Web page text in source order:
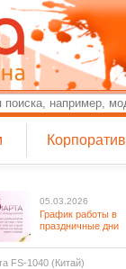
05.03.2026
График работы в
праздничные дни
FS-1040 (Китай)